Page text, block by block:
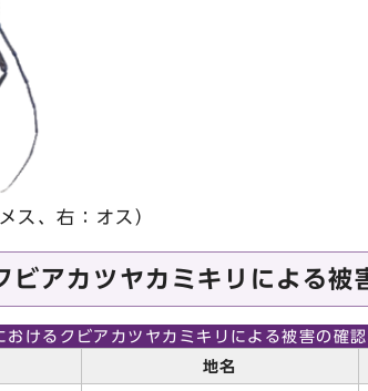
ス、右：オス）
ビアカツヤカミキリによる被
おけるクビアカツヤカミキリによる被害の確
地名